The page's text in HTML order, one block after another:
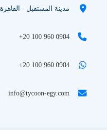
مدينة المستقبل - القاهرة
+20 100 960 0904
+20 100 960 0904
info@tycoon-egy.com